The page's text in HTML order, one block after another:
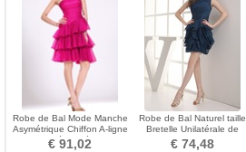
Robe de Bal Mode Manche
Asymétrique Chiffon A-ligne
Dépouillé
€ 91,02
Robe de Bal Naturel taille
Bretelle Unilatérale de
Fleuro Chiffon
€ 74,48